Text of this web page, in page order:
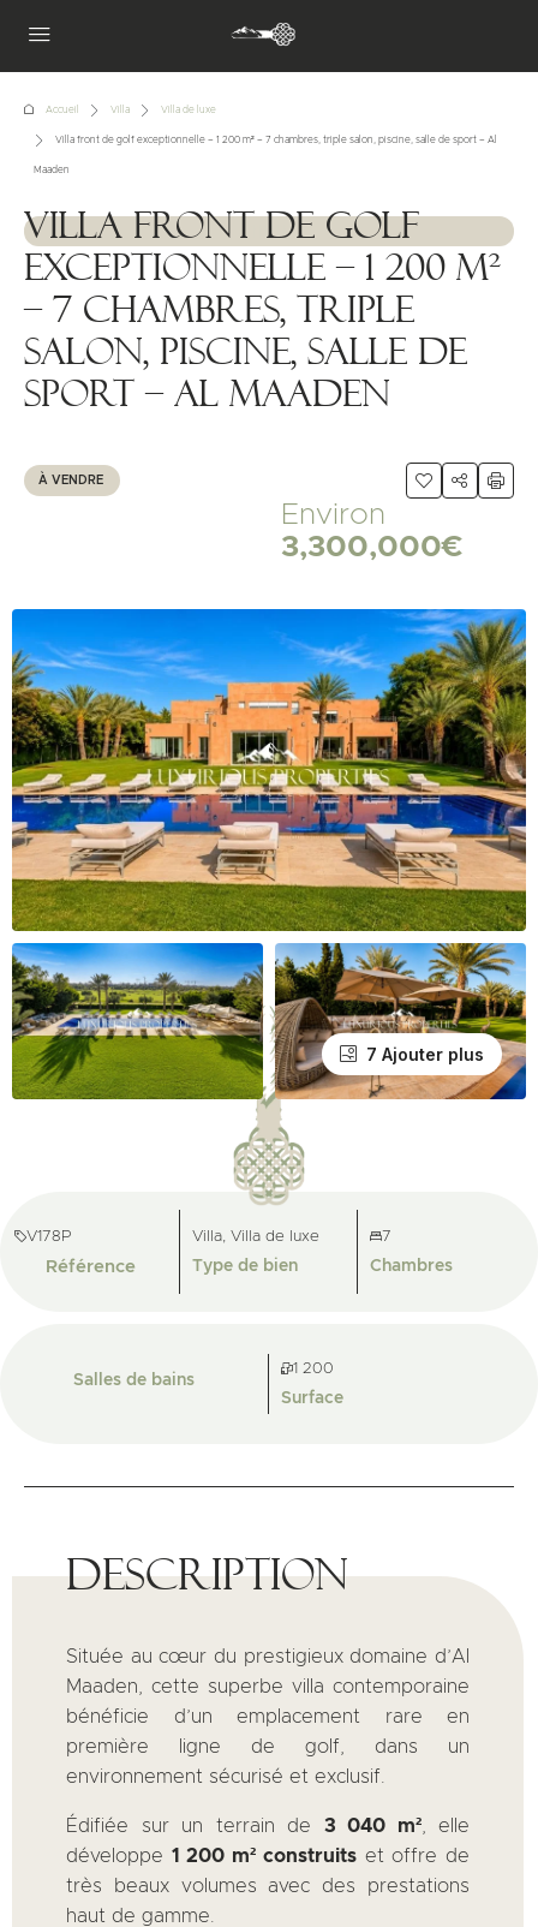
Accueil Villa Villa de luxe
Villa front de golf exceptionnelle – 1 200 m² – 7 chambres, triple salon, piscine, salle de sport – Al
Maaden
1111111
Villa front de golf
exceptionnelle – 1 200 m²
– 7 chambres, triple
salon, piscine, salle de
sport – Al Maaden
À VENDRE
Environ
3,300,000€
7 Ajouter plus
V178P
Référence
Villa, Villa de luxe
Type de bien
7
Chambres
Salles de bains
1 200
Surface
Description
Située au cœur du prestigieux domaine d’Al
Maaden, cette superbe villa contemporaine
bénéficie d’un emplacement rare en
première ligne de golf, dans un
environnement sécurisé et exclusif.
Édifiée sur un terrain de 3 040 m², elle
développe 1 200 m² construitset offre de
très beaux volumes avec des prestations
haut de gamme.